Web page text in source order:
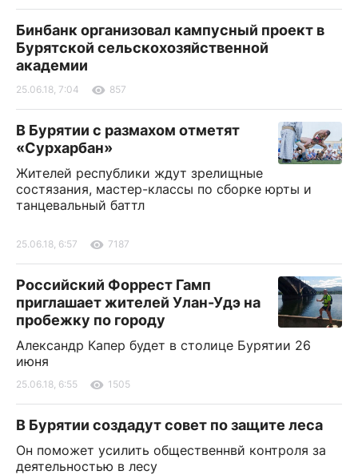
Бинбанк организовал кампусный проект в
Бурятской сельскохозяйственной
академии
25.06.18, 7:04 857
В Бурятии с размахом отметят
«Сурхарбан»
Жителей республики ждут зрелищные
состязания, мастер-классы по сборке юрты и
танцевальный баттл
25.06.18, 6:57 7187
Российский Форрест Гамп
приглашает жителей Улан-Удэ на
пробежку по городу
Александр Капер будет в столице Бурятии 26
июня
25.06.18, 6:55 1505
В Бурятии создадут совет по защите леса
Он поможет усилить общественнвй контроля за
деятельностью в лесу